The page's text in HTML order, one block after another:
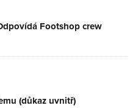
Footshop crew
(důkaz uvnitř)